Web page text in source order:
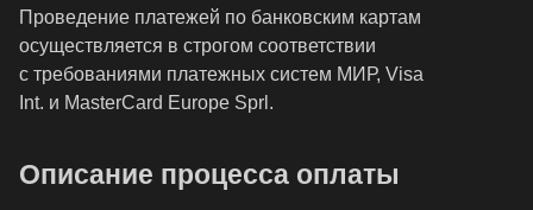
Проведение платежей по банковским картам
осуществляется в строгом соответствии
с требованиями платежных систем МИР, Visa
Int. и MasterCard Europe Sprl.
Описание процессa оплаты